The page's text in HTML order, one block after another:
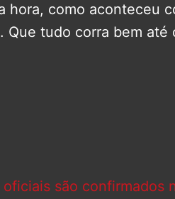
hora, como aconteceu
. Que tudo corra bem até
são confirmados